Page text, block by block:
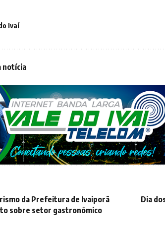
Ivaí
notícia
da Prefeitura de Ivaiporã
sobre setor gastronômico
Dia